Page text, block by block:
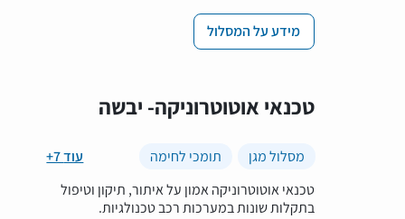
מידע על המסלול
טכנאי אוטוטרוניקה- יבשה
+7 עוד מסלול מגן
תומכי לחימה
טכנאי אוטוטרוניקה אמון על איתור, תיקון וטיפול
בתקלות שונות במערכות רכב טכנולגיות.